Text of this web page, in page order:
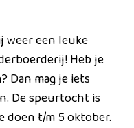
weer een leuke
Heb je
Dan mag je iets
De speurtocht is
doen t/m 5 oktober.